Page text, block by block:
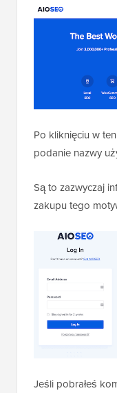
Po kliknięciu w
podanie nazwy
Są to zazwyczaj
zakupu tego
Jeśli pobrałeś